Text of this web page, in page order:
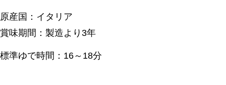
原産国：イタリア
賞味期間：製造より3年
標準ゆで時間：16～18分